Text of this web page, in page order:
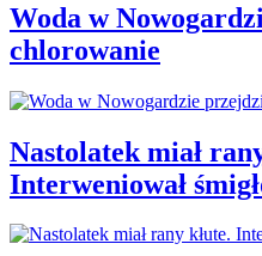
Woda w
chlorowanie
Nastolatek miał
Interweniował